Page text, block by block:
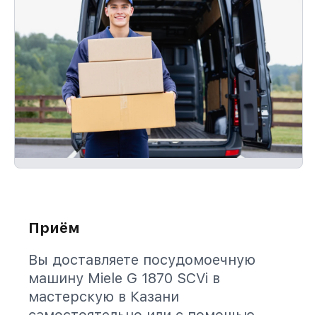
Приём
Вы доставляете посудомоечную
машину Miele G 1870 SCVi в
мастерскую в Казани